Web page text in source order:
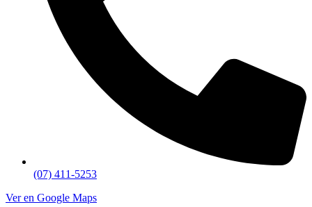
(07) 411-5253
Ver en Google Maps